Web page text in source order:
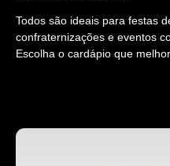
Todos são ideais para festas
confraternizações e eventos
Escolha o cardápio que